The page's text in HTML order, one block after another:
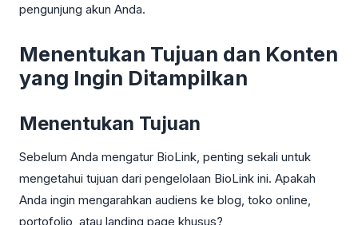
pengunjung akun Anda.
Menentukan Tujuan dan Konten
yang Ingin Ditampilkan
Menentukan Tujuan
Sebelum Anda mengatur BioLink, penting sekali untuk
mengetahui tujuan dari pengelolaan BioLink ini. Apakah
Anda ingin mengarahkan audiens ke blog, toko online,
portofolio, atau landing page khusus?